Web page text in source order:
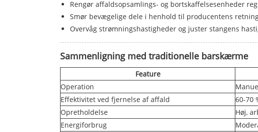
Rengør affaldsopsamlings- og bortskaffelsesenheder
Smør bevægelige dele i henhold til producentens
Overvåg strømningshastigheder og juster stangens
Sammenligning med traditionelle barskærme
Feature
Operation
Effektivitet ved fjernelse af affald
60-70
Opretholdelse
Høj,
Energiforbrug